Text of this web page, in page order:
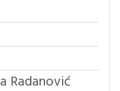
Radanović